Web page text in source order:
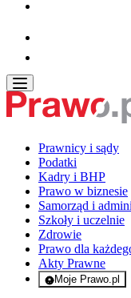
Prawnicy i sądy
Podatki
Kadry i BHP
Prawo w biznesie
Samorząd i
Szkoły i uczelnie
Zdrowie
Prawo dla
Akty Prawne
Moje Prawo.pl
-